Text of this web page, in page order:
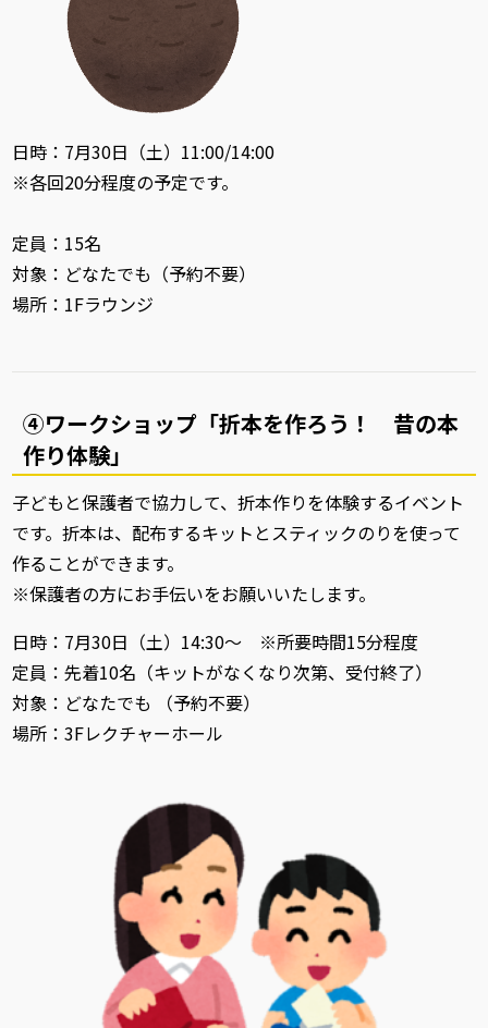
日時：7月30日（土）11:00/14:00
※各回20分程度の予定です。
定員：15名
対象：どなたでも（予約不要）
場所：1Fラウンジ
④ワークショップ「折本を作ろう！ 昔の本
作り体験」
子どもと保護者で協力して、折本作りを体験するイベント
です。折本は、配布するキットとスティックのりを使って
作ることができます。
※保護者の方にお手伝いをお願いいたします。
日時：7月30日（土）14:30～ ※所要時間15分程度
定員：先着10名（キットがなくなり次第、受付終了）
対象：どなたでも （予約不要）
場所：3Fレクチャーホール